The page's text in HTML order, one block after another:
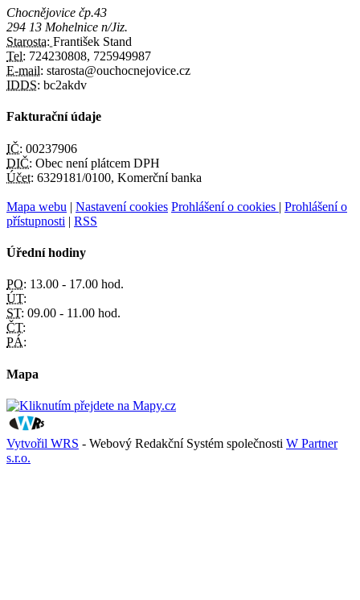
Chocnějovice čp.43
294 13 Mohelnice n/Jiz.
Starosta: František Stand
Tel: 724230808, 725949987
E-mail: starosta@ouchocnejovice.cz
IDDS: bc2akdv
Fakturační údaje
IČ: 00237906
DIČ: Obec není plátcem DPH
Účet: 6329181/0100, Komerční banka
Mapa webu | Nastavení cookies Prohlášení o cookies | Prohlášení o
přístupnosti | RSS
Úřední hodiny
PO: 13.00 - 17.00 hod.
ÚT:
ST: 09.00 - 11.00 hod.
ČT:
PÁ:
Mapa
Vytvořil WRS - Webový Redakční Systém společnosti W Partner
s.r.o.